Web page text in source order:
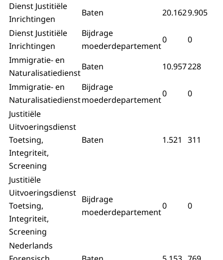
Dienst Justitiële
Inrichtingen
Baten 20.1629.905
Dienst Justitiële
Inrichtingen
Bijdrage
moederdepartement
0
0
Immigratie- en
Naturalisatiedienst
Baten 10.957228
Immigratie- en
Naturalisatiedienst
Bijdrage
moederdepartement
0
0
Justitiële
Uitvoeringsdienst
Toetsing,
Integriteit,
Screening
Baten 1.521 311
Justitiële
Uitvoeringsdienst
Toetsing,
Integriteit,
Screening
Bijdrage
moederdepartement
0 0
Nederlands